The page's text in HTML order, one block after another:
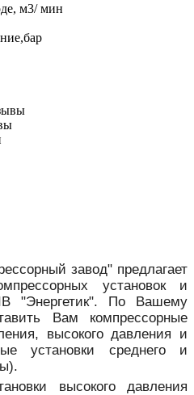
м3/ мин
завод" предлагает
установок и
"Энергетик". По Вашему
Вам компрессорные
высокого давления и
установки среднего и
высокого давления